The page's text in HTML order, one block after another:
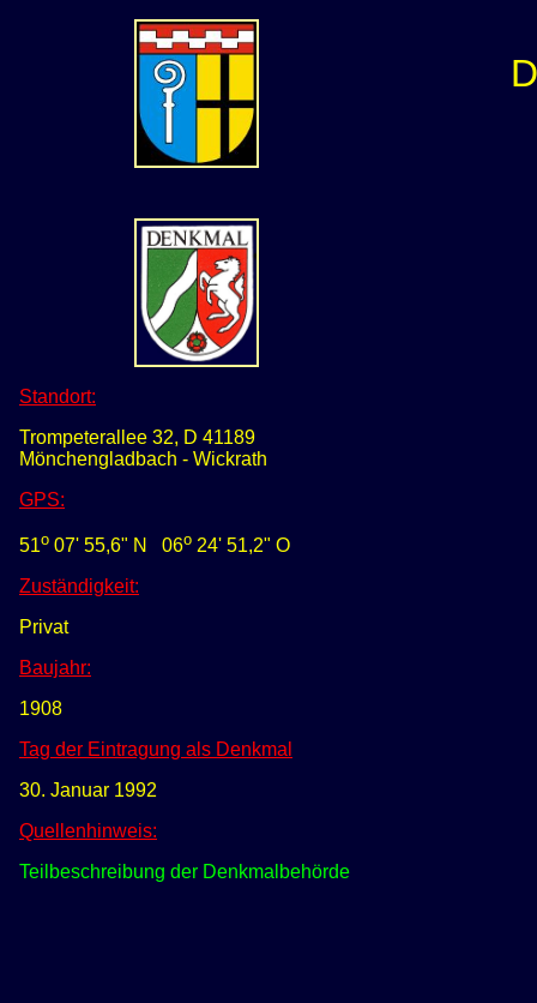
Standort:
Trompeterallee 32, D 41189
Mönchengladbach - Wickrath
GPS:
51o 07' 55,6" N 06o 24' 51,2" O
Zuständigkeit:
Privat
Baujahr:
1908
Tag der Eintragung als Denkmal
30. Januar 1992
Quellenhinweis:
Teilbeschreibung der Denkmalbehörde